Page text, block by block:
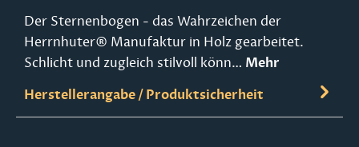
Der Sternenbogen - das Wahrzeichen der
Herrnhuter® Manufaktur in Holz gearbeitet.
Schlicht und zugleich stilvoll könn… Mehr
Herstellerangabe / Produktsicherheit